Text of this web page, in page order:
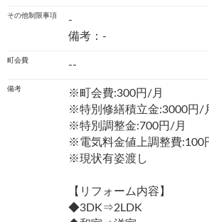
その他制限事項
-
備考：-
町会費 --
備考
※町会費:300円/月
※特別修繕積立金:3000円/
※特別調整金:700円/月
※電気料金値上調整費:100
※現状有姿渡し
【リフォーム内容】
◆3DK⇒2LDK